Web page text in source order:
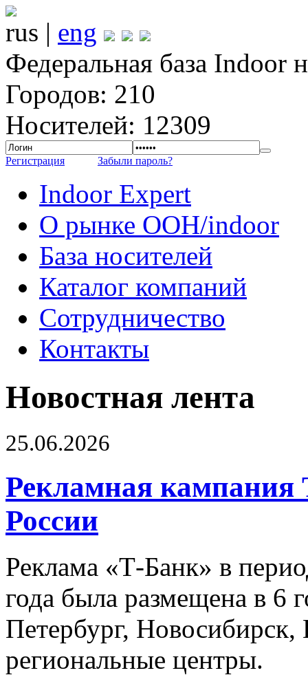
rus | eng
Федеральная база Indoor
Городов: 210
Носителей: 12309
Регистрация Забыли пароль?
Indoor Expert
О рынке OOH/indoor
База носителей
Каталог компаний
Сотрудничество
Контакты
Новостная лента
25.06.2026
Рекламная кампания
России
Реклама «Т-Банк» в
года была размещена в 6
Петербург,
региональные центры.